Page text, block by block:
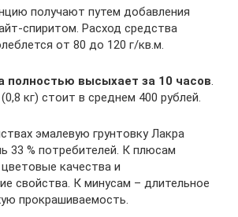
получают путем добавления
спиритом. Расход средства
от 80 до 120 г/кв.м.
полностью высыхает за 10 часов
кг) стоит в среднем 400 рублей.
эмалевую грунтовку Лакра
33 % потребителей. К плюсам
качества и
свойства. К минусам – длительное
прокрашиваемость.